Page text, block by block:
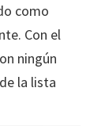
como
Con el
ningún
la lista